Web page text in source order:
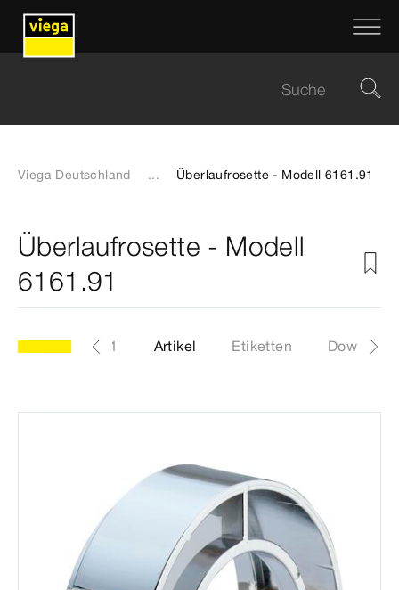
Viega Deutschland ... Überlaufrosette - Modell 6161.91
Überlaufrosette - Modell
6161.91
Modell 6161.91 Artikel Etiketten